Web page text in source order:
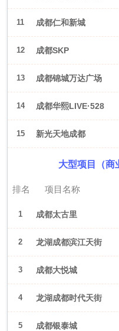
11 成都仁和新城
12 成都SKP
13 成都锦城万达广场
14 成都华熙LIVE·528
15 新光天地成都
大型项目（商
排名 项目名称
1 成都太古里
2 龙湖成都滨江天街
3 成都大悦城
4 龙湖成都时代天街
5 成都银泰城